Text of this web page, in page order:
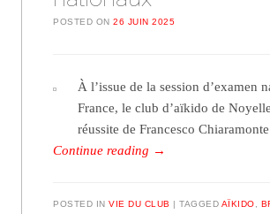
POSTED ON26 JUIN 2025
À l’issue de la session d’examen
France, le club d’aïkido de
réussite de Francesco
Continue reading →
POSTED INVIE DU CLUB TAGGED AÏKIDO